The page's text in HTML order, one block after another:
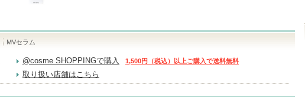
MVセラム
@cosme SHOPPINGで購入 1,500円（税込）以上ご購入で送料無料
取り扱い店舗はこちら